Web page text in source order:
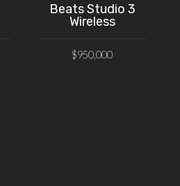
Beats Studio 3
Wireless
$950,000